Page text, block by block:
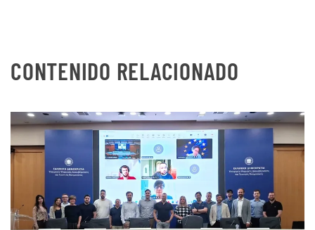
CONTENIDO RELACIONADO